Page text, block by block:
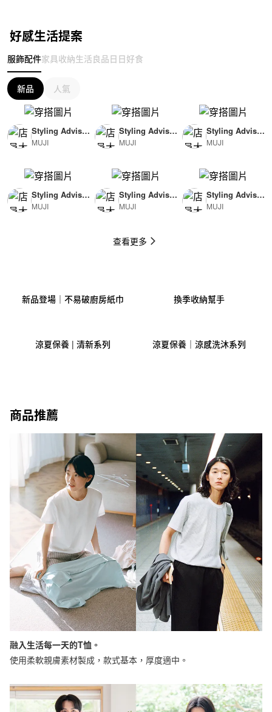
好感生活提案
服飾配件家具收納生活良品日日好食
新品 人氣
查看更多
Styling Advisor
( For Woman )
MUJI
Styling Advisor
( For Man )
MUJI
Styling Advisor
( For Man )
MUJI
Styling Advisor
( For Man )
MUJI
Styling Advisor
( For Woman )
MUJI
Styling Advisor
( For Man )
MUJI
新品登場｜不易破廚房紙巾 換季收納幫手
涼夏保養 | 清新系列 涼夏保養｜涼感洗沐系列
商品推薦
融入生活每一天的T恤。
使用柔軟親膚素材製成，款式基本，厚度適中。